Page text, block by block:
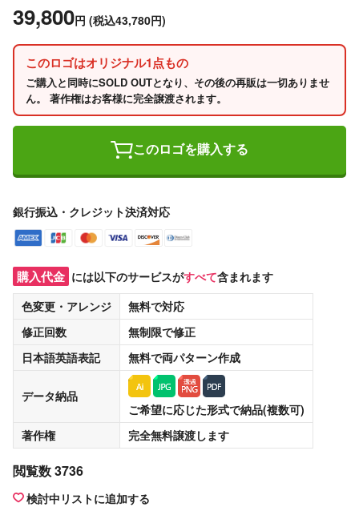
39,800円 (税込43,780円)
このロゴはオリジナル1点もの
ご購入と同時にSOLD OUTとなり、その後の再販は一切ありませ
ん。 著作権はお客様に完全譲渡されます。
このロゴを購入する
銀行振込・クレジット決済対応
購入代金 には以下のサービスがすべて含まれます
色変更・アレンジ
無料で対応
修正回数
無制限で修正
日本語英語表記
無料で両パターン作成
データ納品
ご希望に応じた形式で納品(複数可)
著作権
完全無料譲渡します
閲覧数 3736
検討中リストに追加する